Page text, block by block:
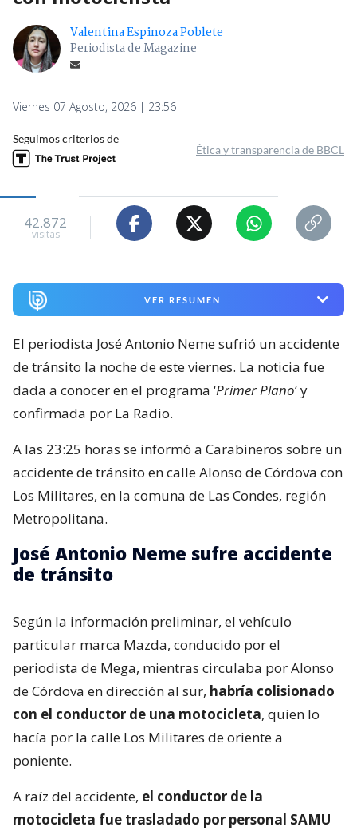
Valentina Espinoza Poblete
Periodista de Magazine
Viernes 07 Agosto, 2026 | 23:56
Seguimos criterios de
Ética y transparencia de BBCL
42.872
visitas
VER RESUMEN
El periodista José Antonio Neme sufrió un accidente
de tránsito la noche de este viernes. La noticia fue
dada a conocer en el programa ‘Primer Plano‘ y
confirmada por La Radio.
A las 23:25 horas se informó a Carabineros sobre un
accidente de tránsito en calle Alonso de Córdova con
Los Militares, en la comuna de Las Condes, región
Metropolitana.
José Antonio Neme sufre accidente
de tránsito
Según la información preliminar, el vehículo
particular marca Mazda, conducido por el
periodista de Mega, mientras circulaba por Alonso
de Córdova en dirección al sur, habría colisionado
con el conductor de una motocicleta, quien lo
hacía por la calle Los Militares de oriente a
poniente.
A raíz del accidente, el conductor de la
motocicleta fue trasladado por personal SAMU